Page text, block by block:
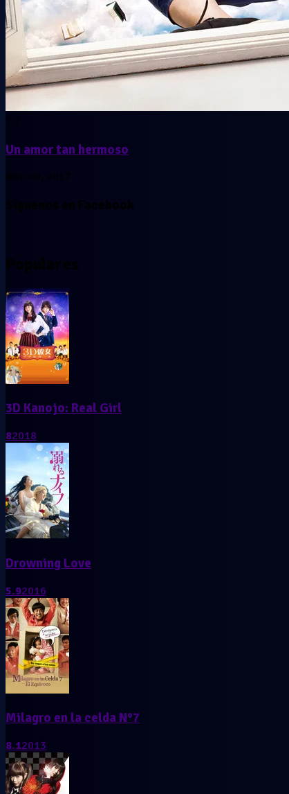
Un amor tan hermoso
3D Kanojo: Real Girl
82018
Drowning Love
5.92016
Milagro en la celda N°7
8.12013